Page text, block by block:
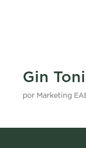
Gin
por Marketing